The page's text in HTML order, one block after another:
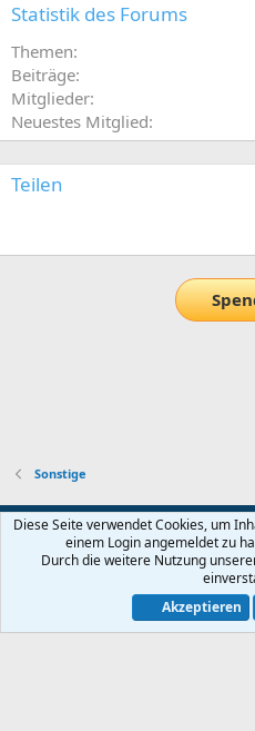
Statistik des Forums
Themen
Beiträge
Mitglieder
Neuestes Mitglied
Teilen
Sonstige
Default-Theme
Nutzungsbedingungen
Community platform by XenForo® ©
Diese Seite verwendet Cookies, um
einem Login angemeldet zu
Durch die weitere Nutzung
Akzeptieren